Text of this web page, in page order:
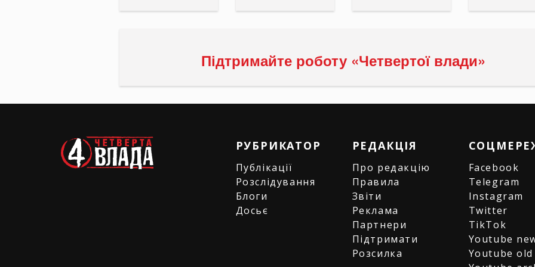
Підтримайте роботу «Четвертої влади»
РУБРИКАТОР
Публікації
Розслідування
Блоги
Досьє
РЕДАКЦІЯ
Про редакцію
Правила
Звіти
Реклама
Партнери
Підтримати
Розсилка
Facebook
Telegram
Instagram
Twitter
TikTok
Youtube
Youtube old